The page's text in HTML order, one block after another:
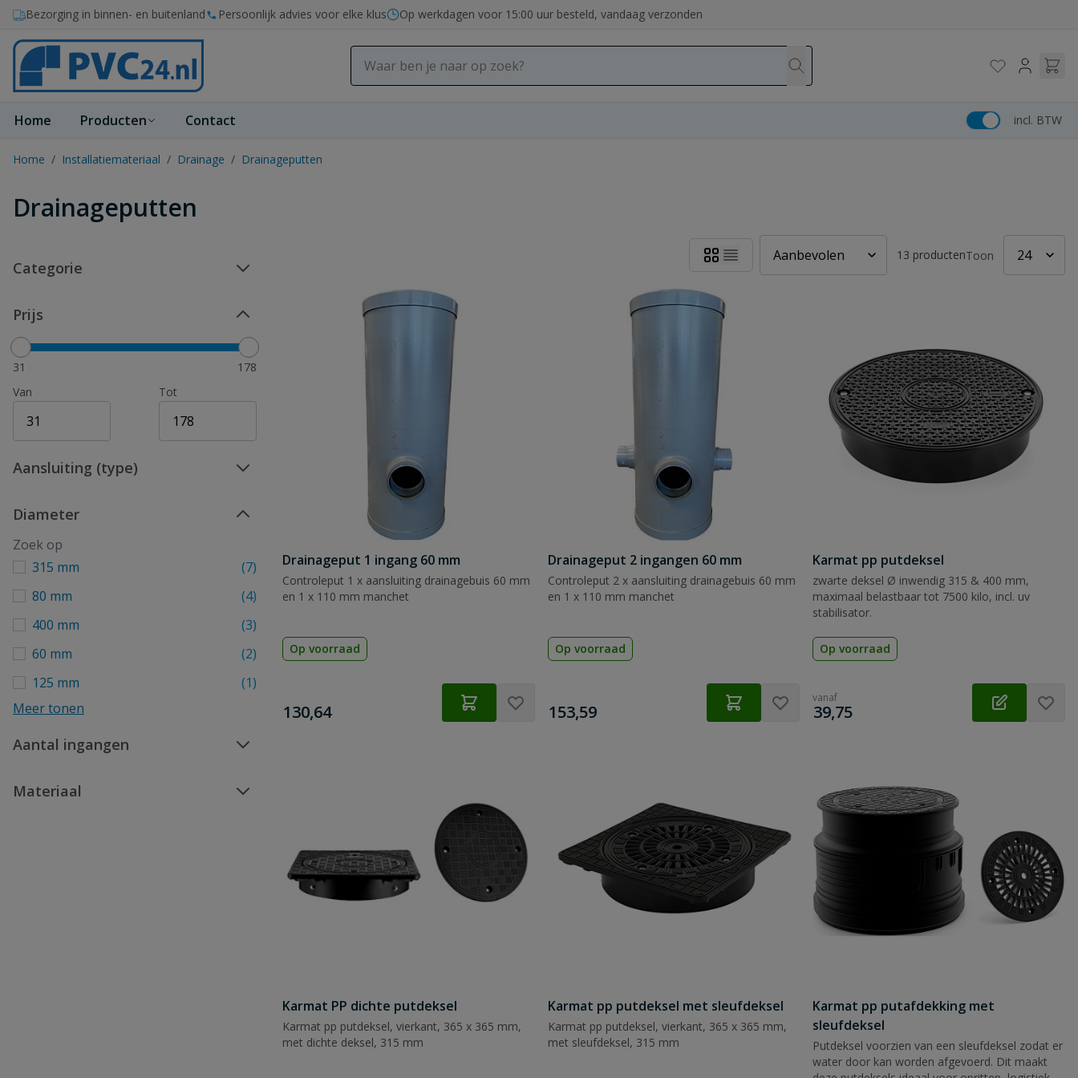
Ga naar de inhoud
Bezorging in binnen- en buitenland Persoonlijk advies voor elke klus Op werkdagen voor 15:00 uur besteld, vandaag verzonden
Home Producten Contact incl. BTW
Home / Installatiemateriaal / Drainage / Drainageputten
Drainageputten
Categorie
Prijs
31
178
Van
Tot
Aansluiting (type)
Diameter
315 mm
(7)
80 mm
(4)
400 mm
(3)
60 mm
(2)
125 mm
(1)
Meer tonen
Aantal ingangen
Materiaal
13 productenToon
Drainageput 1 ingang 60 mm
Controleput 1 x aansluiting drainagebuis 60 mm
en 1 x 110 mm manchet
Op voorraad
€
130,64
Drainageput 2 ingangen 60 mm
Controleput 2 x aansluiting drainagebuis 60 mm
en 1 x 110 mm manchet
Op voorraad
€
153,59
Karmat pp putdeksel
zwarte deksel Ø inwendig 315 & 400 mm,
maximaal belastbaar tot 7500 kilo, incl. uv
stabilisator.
Op voorraad
vanaf
€
39,75
Karmat PP dichte putdeksel
Karmat pp putdeksel, vierkant, 365 x 365 mm,
met dichte deksel, 315 mm
Karmat pp putdeksel met sleufdeksel
Karmat pp putdeksel, vierkant, 365 x 365 mm,
met sleufdeksel, 315 mm
Karmat pp putafdekking met
sleufdeksel
Putdeksel voorzien van een sleufdeksel zodat er
water door kan worden afgevoerd. Dit maakt